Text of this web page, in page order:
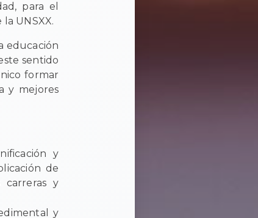
para el
UNSXX.
educación
sentido
formar
y mejores
y
de
carreras y
y